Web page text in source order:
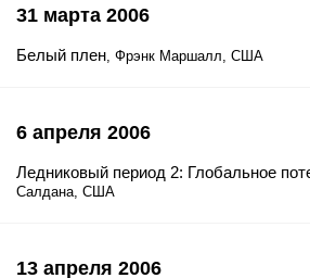
31 марта 2006
Белый плен, Фрэнк Маршалл, США
6 апреля 2006
Ледниковый период 2: Глобальное
Салдана, США
13 апреля 2006